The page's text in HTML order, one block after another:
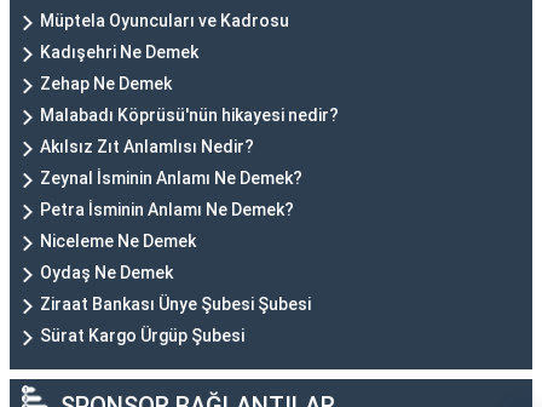
Müptela Oyuncuları ve Kadrosu
Kadışehri Ne Demek
Zehap Ne Demek
Malabadı Köprüsü'nün hikayesi nedir?
Akılsız Zıt Anlamlısı Nedir?
Zeynal İsminin Anlamı Ne Demek?
Petra İsminin Anlamı Ne Demek?
Niceleme Ne Demek
Oydaş Ne Demek
Ziraat Bankası Ünye Şubesi Şubesi
Sürat Kargo Ürgüp Şubesi